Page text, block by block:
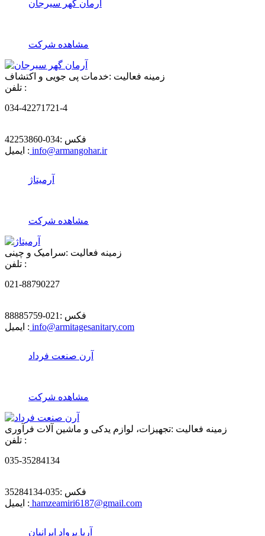
آرمان گهر سیرجان
مشاهده شرکت
زمینه فعالیت :خدمات پی جویی و اکتشاف
تلفن :
034-42271721-4
فکس :034-42253860
ایمیل : info@armangohar.ir
آرمیتاژ
مشاهده شرکت
زمینه فعالیت :سرامیک و چینی
تلفن :
021-88790227
فکس : 021-88885759
ایمیل : info@armitagesanitary.com
آرن صنعت فرداد
مشاهده شرکت
زمینه فعالیت :تجهیزات، لوازم یدکی و ماشین آلات فرآوری
تلفن :
035-35284134
فکس :035-35284134
ایمیل : hamzeamiri6187@gmail.com
آریا پرواد ایرانیان